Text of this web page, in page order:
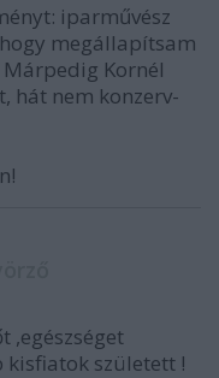
iparművész
megállapítsam
Kornél
hát nem konzerv-
,egészséget
kisfiatok született !